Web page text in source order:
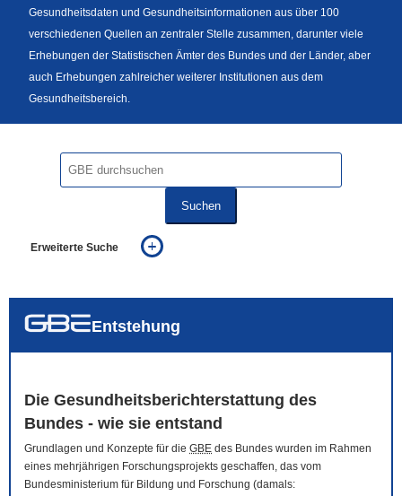
Gesundheitsdaten und Gesundheitsinformationen aus über 100
verschiedenen Quellen an zentraler Stelle zusammen, darunter viele
Erhebungen der Statistischen Ämter des Bundes und der Länder, aber
auch Erhebungen zahlreicher weiterer Institutionen aus dem
Gesundheitsbereich.
Suchen
Erweiterte Suche
auch in allen Texten suchen (Volltextsuche)
Entstehung
Die Gesundheitsberichterstattung des
Bundes - wie sie entstand
Grundlagen und Konzepte für die GBE des Bundes wurden im Rahmen
eines mehrjährigen Forschungsprojekts geschaffen, das vom
Bundesministerium für Bildung und Forschung (damals: